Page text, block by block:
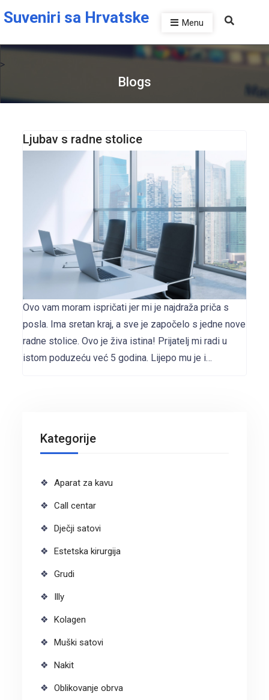
Suveniri sa Hrvatske Menu
>
Blogs
Ljubav s radne stolice
Ovo vam moram ispričati jer mi je najdraža priča s
posla. Ima sretan kraj, a sve je započelo s jedne nove
radne stolice. Ovo je živa istina! Prijatelj mi radi u
istom poduzeću već 5 godina. Lijepo mu je i…
Kategorije
Aparat za kavu
Call centar
Dječji satovi
Estetska kirurgija
Grudi
Illy
Kolagen
Muški satovi
Nakit
Oblikovanje obrva